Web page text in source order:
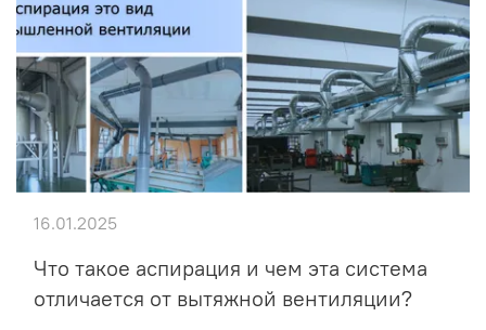
Что такое аспирация и чем эта система
отличается от вытяжной вентиляции?
16.01.2025